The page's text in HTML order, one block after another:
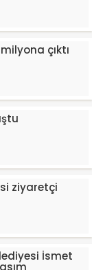
çıktı
ziyaretçi
İsmet